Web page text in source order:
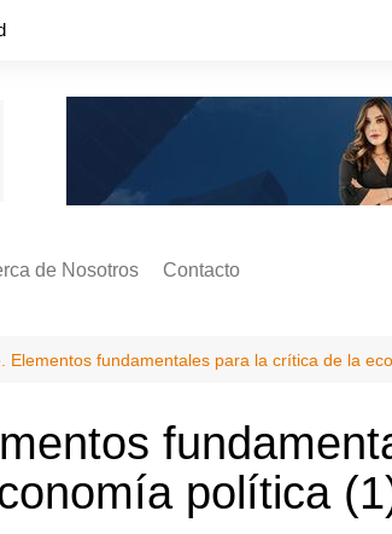
de Nosotros Contacto
Elementos fundamentales para la crítica de la
política